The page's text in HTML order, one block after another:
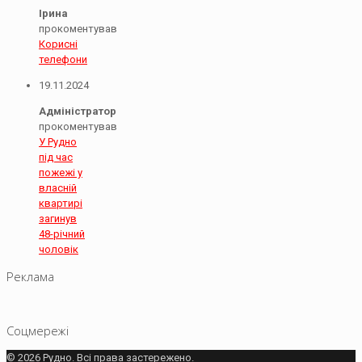
Ірина
прокоментував
Корисні
телефони
19.11.2024
Адміністратор
прокоментував
У Рудно
під час
пожежі у
власній
квартирі
загинув
48-річний
чоловік
Реклама
Соцмережі
© 2026 Рудно. Всі права застережено.